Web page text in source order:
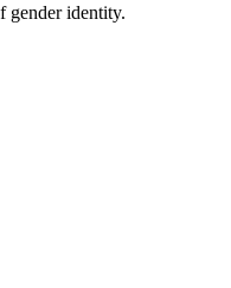
gender identity.